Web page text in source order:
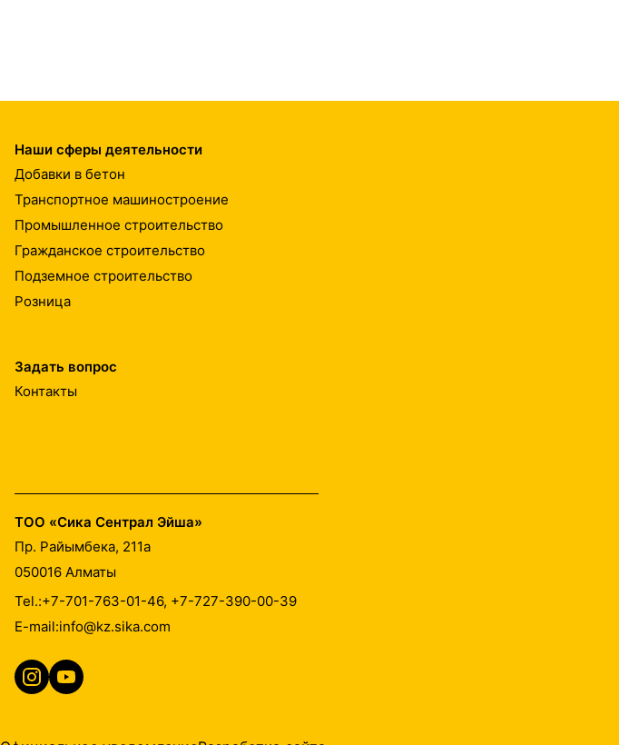
Наши сферы деятельности
Добавки в бетон
Транспортное машиностроение
Промышленное строительство
Гражданское строительство
Подземное строительство
Розница
Задать вопрос
Контакты
ТОО «Сика Сентрал Эйша»
Пр. Райымбека, 211а
050016 Алматы
Tel.:+7-701-763-01-46, +7-727-390-00-39
E-mail:info@kz.sika.com